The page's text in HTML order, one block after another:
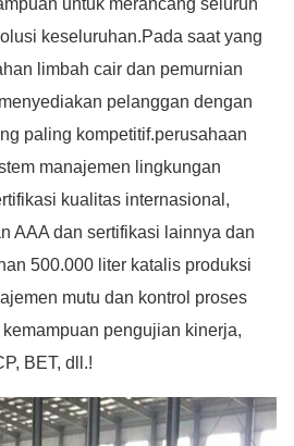
untuk merancang seluruh
keseluruhan.Pada saat yang
limbah cair dan pemurnian
pelanggan dengan
paling kompetitif.perusahaan
manajemen lingkungan
kualitas internasional,
AAA dan sertifikasi lainnya dan
500.000 liter katalis produksi
mutu dan kontrol proses
pengujian kinerja,
BET, dll.!